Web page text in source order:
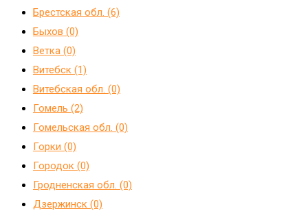
Брестская обл. (6)
Быхов (0)
Ветка (0)
Витебск (1)
Витебская обл. (0)
Гомель (2)
Гомельская обл. (0)
Горки (0)
Городок (0)
Гродненская обл. (0)
Дзержинск (0)